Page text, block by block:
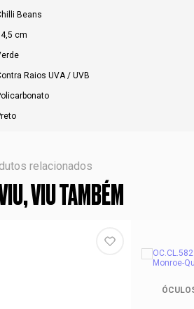
Beans
cm
Raios UVA / UVB
relacionados
VIU TAMBÉM